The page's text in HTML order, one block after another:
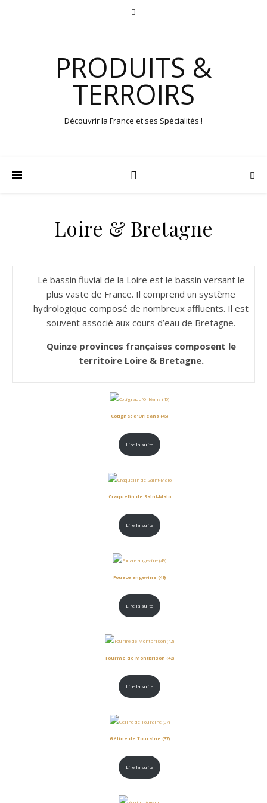
PRODUITS &
TERROIRS
Découvrir la France et ses Spécialités !
Loire & Bretagne
Le bassin fluvial de la Loire est le bassin versant le
plus vaste de France. Il comprend un système
hydrologique composé de nombreux affluents. Il est
souvent associé aux cours d’eau de Bretagne.
Quinze provinces françaises composent le
territoire Loire & Bretagne.
Cotignac d’Orléans (45)
Lire la suite
Craquelin de Saint-Malo
Lire la suite
Fouace angevine (49)
Lire la suite
Fourme de Montbrison (42)
Lire la suite
Géline de Touraine (37)
Lire la suite